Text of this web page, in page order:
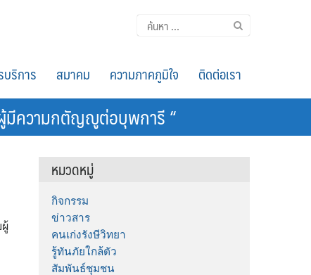
ค้นหา
สำหรับ:
บริการ สมาคม ความภาคภูมิใจ ติดต่อเรา
มีความกตัญญูต่อบุพการี “
หมวดหมู่
กิจกรรม
ข่าวสาร
คนเก่งรังษีวิทยา
รู้ทันภัยใกล้ตัว
สัมพันธ์ชุมชน